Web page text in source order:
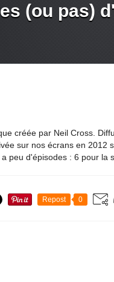
(ou pas)
créée par Neil Cross.
sur nos écrans en 2012
peu d'épisodes : 6 pour la
Repost 0